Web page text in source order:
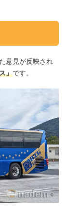
意見が反映され
」です。